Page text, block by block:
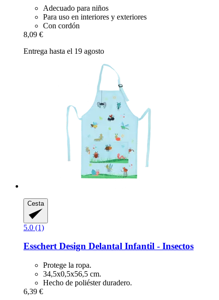
Adecuado para niños
Para uso en interiores y exteriores
Con cordón
8,09 €
Entrega hasta el 19 agosto
Cesta
5.0 (1)
Esschert Design Delantal Infantil -​ Insectos
Protege la ropa.
34,5x0,5x56,5 cm.
Hecho de poliéster duradero.
6,39 €